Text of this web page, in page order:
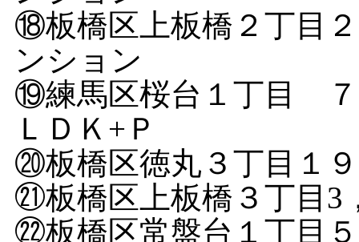
⑱板橋区上板橋２丁目
ンション
⑲練馬区桜台１丁目
ＬＤＫ+Ｐ
⑳板橋区徳丸３丁目１
㉑板橋区上板橋３丁目
㉒板橋区常盤台１丁